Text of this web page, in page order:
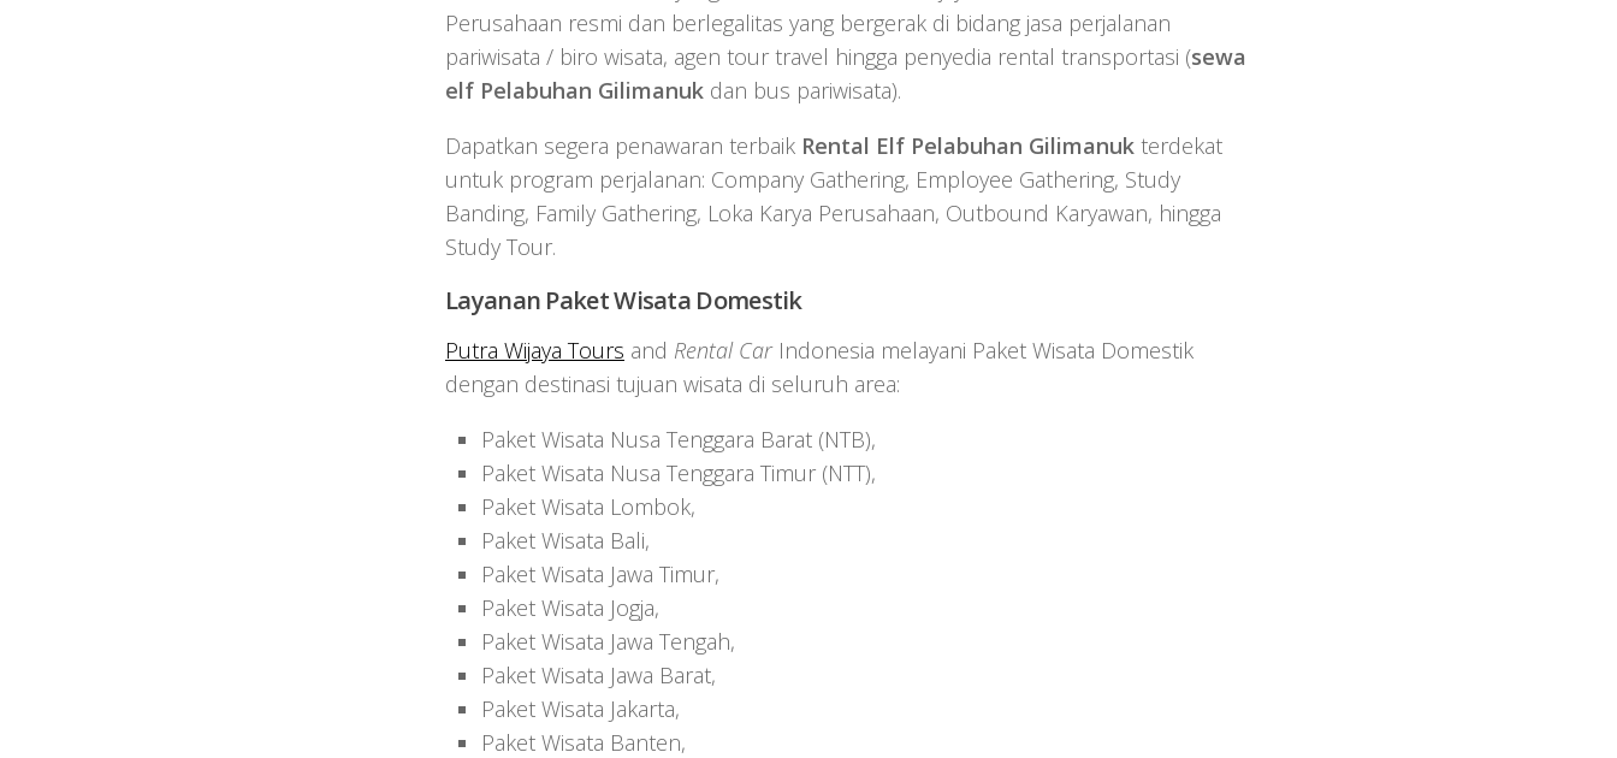
Perusahaan resmi dan berlegalitas yang bergerak di bidang jasa perjalanan
pariwisata / biro wisata, agen tour travel hingga penyedia rental transportasi (sewa
elf Pelabuhan Gilimanuk dan bus pariwisata).
Dapatkan segera penawaran terbaik Rental Elf Pelabuhan Gilimanuk terdekat
untuk program perjalanan: Company Gathering, Employee Gathering, Study
Banding, Family Gathering, Loka Karya Perusahaan, Outbound Karyawan, hingga
Study Tour.
Layanan Paket Wisata Domestik
Putra Wijaya Tours and Rental CarIndonesia melayani Paket Wisata Domestik
dengan destinasi tujuan wisata di seluruh area:
Paket Wisata Nusa Tenggara Barat (NTB),
Paket Wisata Nusa Tenggara Timur (NTT),
Paket Wisata Lombok,
Paket Wisata Bali,
Paket Wisata Jawa Timur,
Paket Wisata Jogja,
Paket Wisata Jawa Tengah,
Paket Wisata Jawa Barat,
Paket Wisata Jakarta,
Paket Wisata Banten,